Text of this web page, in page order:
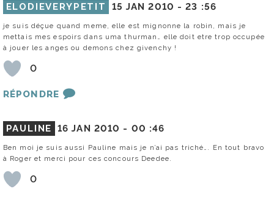
ELODIEVERYPETIT 15 JAN 2010 -23 :56
je suis déçue quand meme, elle est mignonne la robin, mais je
mettais mes espoirs dans uma thurman… elle doit etre trop occupée
à jouer les anges ou demons chez givenchy !
0
RÉPONDRE
PAULINE 16 JAN 2010 - 00 :46
Ben moi je suis aussi Pauline mais je n’ai pas triché…. En tout bravo
à Roger et merci pour ces concours Deedee.
0